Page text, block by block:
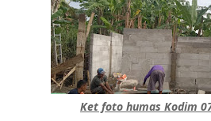
Ket foto humas Kodim